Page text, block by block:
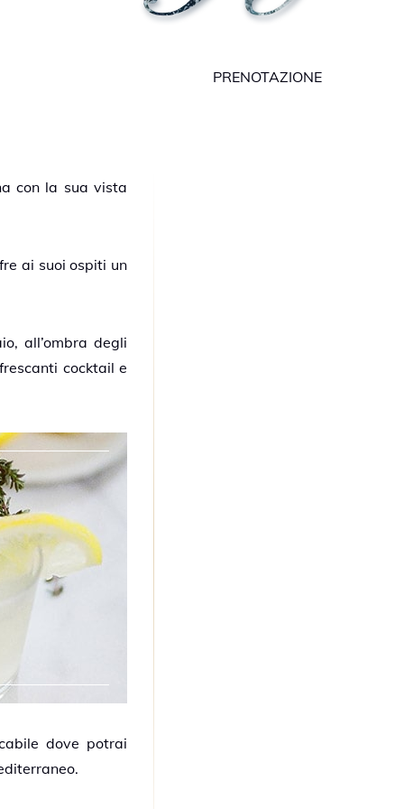
PRENOTAZIONE
con la sua vista
ai suoi ospiti un
all’ombra degli
cocktail e
dove potrai